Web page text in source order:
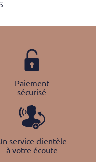
Paiement
sécurisé
service clientèle
à votre écoute